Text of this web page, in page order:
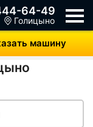
64-49
машину
Голицыно